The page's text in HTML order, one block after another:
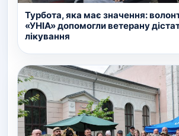
Турбота, яка має значення:
«УНІА» допомогли ветерану
лікування